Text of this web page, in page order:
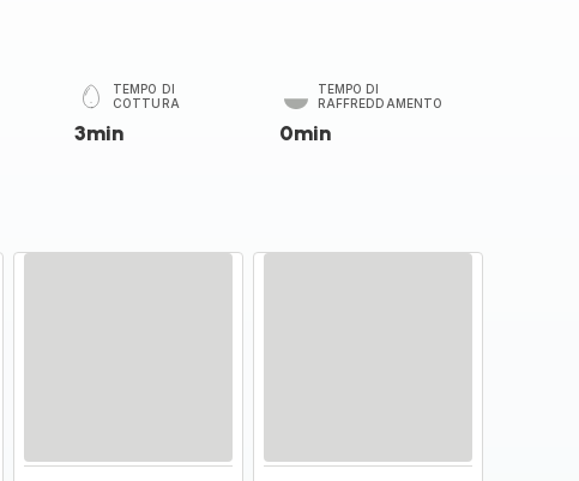
TEMPO DI
COTTURA
3min
TEMPO DI
RAFFREDDAMENTO
0min